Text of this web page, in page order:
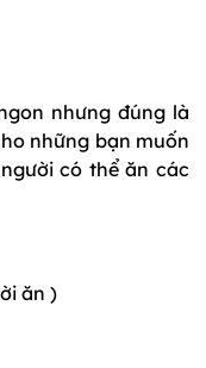
nhưng đúng là
những bạn muốn
có thể ăn các
ăn )